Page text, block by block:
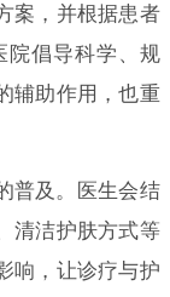
案，并根据患者
院倡导科学、规
辅助作用，也重
普及。医生会结
清洁护肤方式等
响，让诊疗与护